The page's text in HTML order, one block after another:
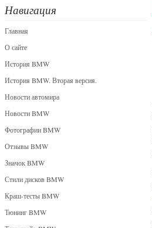
Навигация
Главная
О сайте
История BMW
История BMW. Вторая версия.
Новости автомира
Новости BMW
Фотографии BMW
Отзывы BMW
Значок BMW
Стили дисков BMW
Краш-тесты BMW
Тюнинг BMW